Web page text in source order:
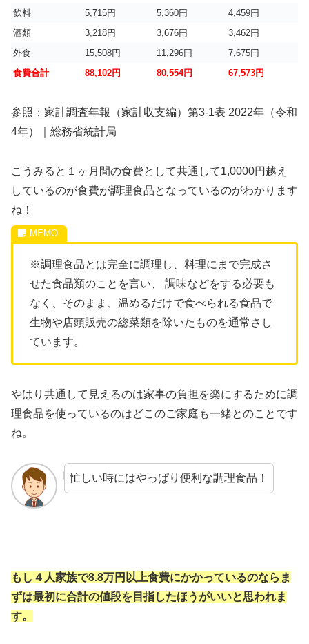
飲料
5,715円 5,360円
4,459円
酒類
3,218円 3,676円
3,462円
外食
15,508円 11,296円
7,675円
食費合計
88,102円 80,554円 67,573円
参照：家計調査年報（家計収支編）第3-1表 2022年（令和
4年）｜総務省統計局
こうみると１ヶ月間の食費として共通して1,0000円越え
しているのが食費が調理食品となっているのがわかります
ね！
※調理食品とは完全に調理し、料理にまで完成さ
せた食品類のことを言い、 調味などをする必要も
なく、そのまま、温めるだけで食べられる食品で
生物や店頭販売の総菜類を除いたものを通常さし
ています。
やはり共通して見えるのは家事の負担を楽にするために調
理食品を使っているのはどこのご家庭も一緒とのことです
ね。
忙しい時にはやっぱり便利な調理食品！
もし４人家族で8.8万円以上食費にかかっているのならま
ずは最初に合計の値段を目指したほうがいいと思われま
す。